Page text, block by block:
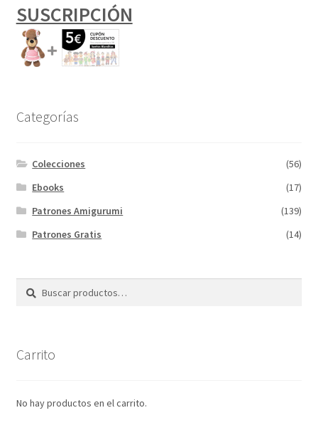
SUSCRIPCIÓN
Categorías
Colecciones
(56)
Ebooks
(17)
Patrones Amigurumi
(139)
Patrones Gratis
(14)
Buscar
Buscar
Carrito
No hay productos en el carrito.